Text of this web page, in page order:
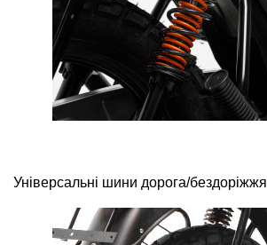
Універсальні шини дорога/бездоріжжя